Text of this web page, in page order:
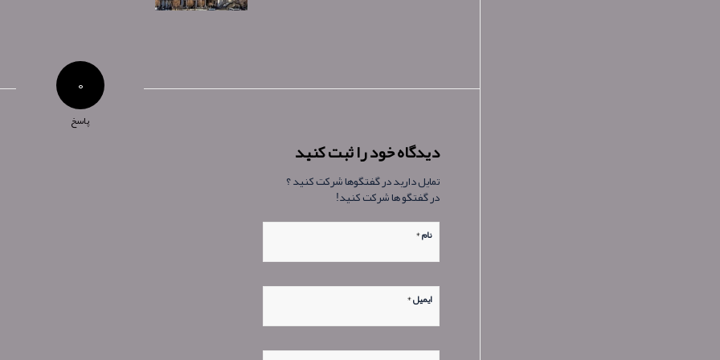
۰
پاسخ
دیدگاه خود را ثبت کنید
تمایل دارید در گفتگوها شرکت کنید ؟
در گفتگو ها شرکت کنید!
نام*
ایمیل*